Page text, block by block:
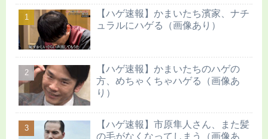
【ハゲ速報】かまいたち濱家、ナチ
ュラルにハゲる（画像あり）
【ハゲ速報】かまいたちのハゲの
方、めちゃくちゃハゲる（画像あ
り）
【ハゲ速報】市原隼人さん、また髪
の毛がなくなってしまう（画像あ